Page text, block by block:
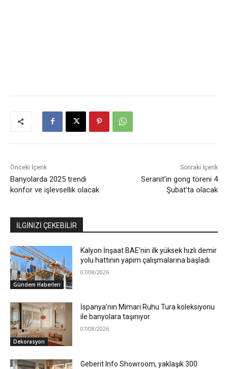
Önceki İçerik
Banyolarda 2025 trendi
konfor ve işlevsellik olacak
Sonraki İçerik
Seranit’in gong töreni 4
Şubat’ta olacak
İLGİNİZİ ÇEKEBİLİR
Gündem Haberleri
Kalyon İnşaat BAE’nin ilk yüksek hızlı demir
yolu hattının yapım çalışmalarına başladı
07/08/2026
Dekorasyon
İspanya’nın Mimari Ruhu Tura koleksiyonu
ile banyolara taşınıyor
07/08/2026
Geberit Info Showroom, yaklaşık 300